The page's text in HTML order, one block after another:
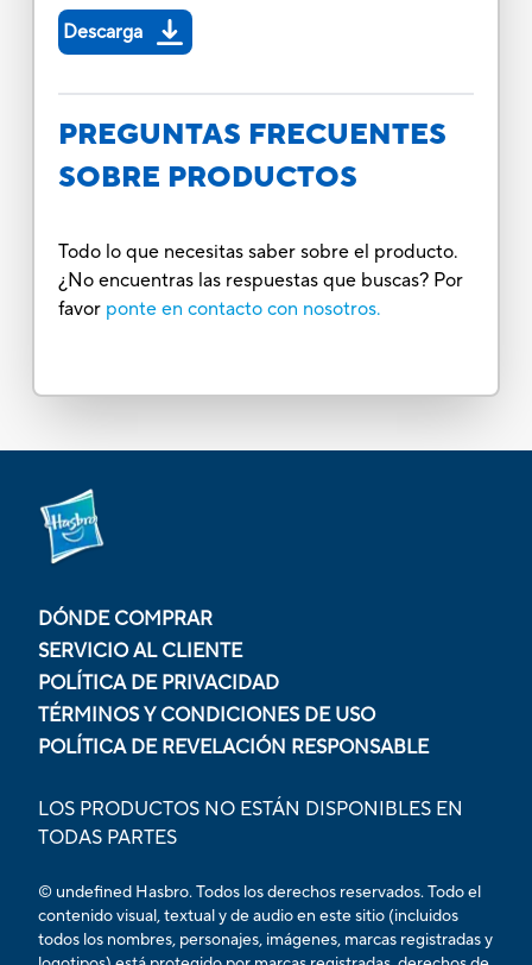
Descarga
PREGUNTAS FRECUENTES
SOBRE PRODUCTOS
Todo lo que necesitas saber sobre el producto.
¿No encuentras las respuestas que buscas? Por
favor ponte en contacto con nosotros.
DÓNDE COMPRAR
SERVICIO AL CLIENTE
POLÍTICA DE PRIVACIDAD
TÉRMINOS Y CONDICIONES DE USO
POLÍTICA DE REVELACIÓN RESPONSABLE
LOS PRODUCTOS NO ESTÁN DISPONIBLES EN
TODAS PARTES
© undefined Hasbro. Todos los derechos reservados. Todo el
contenido visual, textual y de audio en este sitio (incluidos
todos los nombres, personajes, imágenes, marcas registradas y